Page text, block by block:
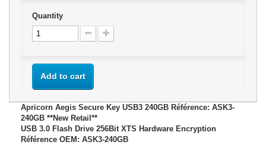
Quantity
Add to cart
Apricorn Aegis Secure Key USB3 240GB Référence: ASK3-
240GB **New Retail**
USB 3.0 Flash Drive 256Bit XTS Hardware Encryption
Référence OEM: ASK3-240GB